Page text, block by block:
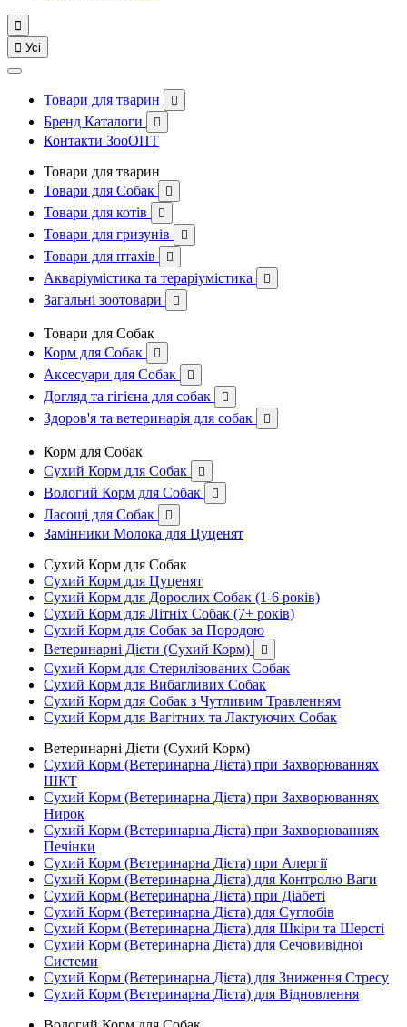

 Усі
Товари для тварин 
Бренд Каталоги 
Контакти ЗооОПТ
Товари для тварин
Товари для Собак

Товари для котів 
Товари для гризунів 
Товари для птахів 
Акваріумістика та тераріумістика 
Загальні зоотовари 
Товари для Собак
Корм для Собак

Аксесуари для Собак 
Догляд та гігієна для собак 
Здоров'я та ветеринарія для собак 
Корм для Собак
Сухий Корм для Собак

Вологий Корм для Собак 
Ласощі для Собак 
Замінники Молока для Цуценят
Сухий Корм для Собак
Сухий Корм для Цуценят
Сухий Корм для Дорослих Собак (1-6 років)
Сухий Корм для Літніх Собак (7+ років)
Сухий Корм для Собак за Породою
Ветеринарні Дієти (Сухий Корм)

Сухий Корм для Стерилізованих Собак
Сухий Корм для Вибагливих Собак
Сухий Корм для Собак з Чутливим Травленням
Сухий Корм для Вагітних та Лактуючих Собак
Ветеринарні Дієти (Сухий Корм)
Сухий Корм (Ветеринарна Дієта) при Захворюваннях
ШКТ
Сухий Корм (Ветеринарна Дієта) при Захворюваннях
Нирок
Сухий Корм (Ветеринарна Дієта) при Захворюваннях
Печінки
Сухий Корм (Ветеринарна Дієта) при Алергії
Сухий Корм (Ветеринарна Дієта) для Контролю Ваги
Сухий Корм (Ветеринарна Дієта) при Діабеті
Сухий Корм (Ветеринарна Дієта) для Суглобів
Сухий Корм (Ветеринарна Дієта) для Шкіри та Шерсті
Сухий Корм (Ветеринарна Дієта) для Сечовивідної
Системи
Сухий Корм (Ветеринарна Дієта) для Зниження Стресу
Сухий Корм (Ветеринарна Дієта) для Відновлення